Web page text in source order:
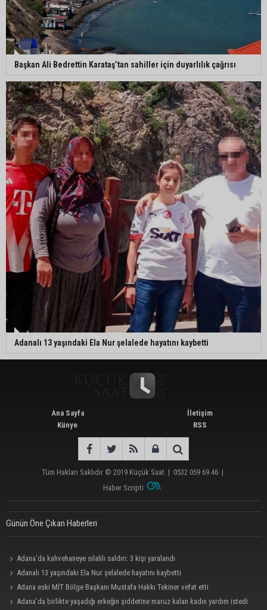
Başkan Ali Bedrettin Karataş’tan sahiller için duyarlılık çağrısı
Adanalı 13 yaşındaki Ela Nur şelalede hayatını kaybetti
Ana Sayfa
Künye
İletişim
RSS
Tüm Hakları Saklıdır © 2019 Küçük Saat | 0532 059 69 46 |
Haber Scripti
Günün Öne Çıkan Haberleri
Adana’da kahvehaneye silahlı saldırı: 3 kişi yaralandı
Adanalı 13 yaşındaki Ela Nur şelalede hayatını kaybetti
Adana eski MİT Bölge Başkanı Mustafa Hakkı Tekiner vefat etti
Adana’da birlikte yaşadığı erkeğin şiddetine maruz kalan kadın yardım istedi